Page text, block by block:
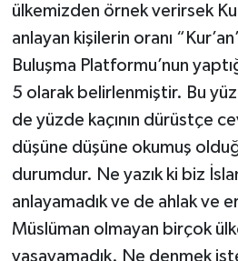
ülkemizden örnek verirsek
anlayan kişilerin oranı
Buluşma Platformu’nun
5 olarak belirlenmiştir. Bu
de yüzde kaçının dürüstçe
düşüne düşüne okumuş
durumdur. Ne yazık ki biz
anlayamadık ve de ahlak ve
Müslüman olmayan birçok
yaşayamadık. Ne denmek